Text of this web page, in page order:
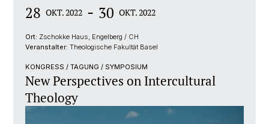
28 OKT. 2022 - 30 OKT. 2022
Ort: Zschokke Haus, Engelberg / CH
Veranstalter: Theologische Fakultät Basel
KONGRESS / TAGUNG / SYMPOSIUM
New Perspectives on Intercultural
Theology